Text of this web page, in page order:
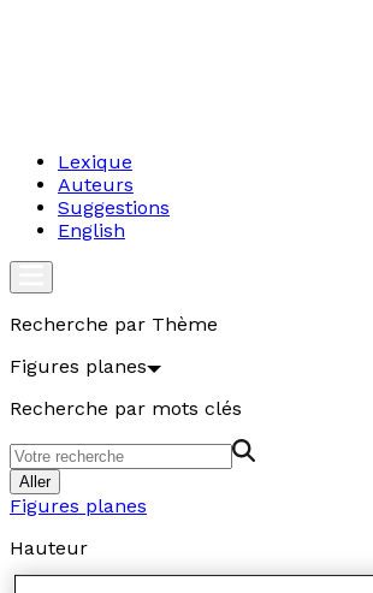
Lexique
Auteurs
Suggestions
English
Recherche par Thème
Figures planes
Recherche par mots clés
Aller
Figures planes
Hauteur